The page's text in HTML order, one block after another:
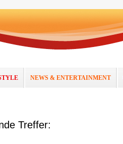
NEWS & ENTERTAINMENT
Treffer: